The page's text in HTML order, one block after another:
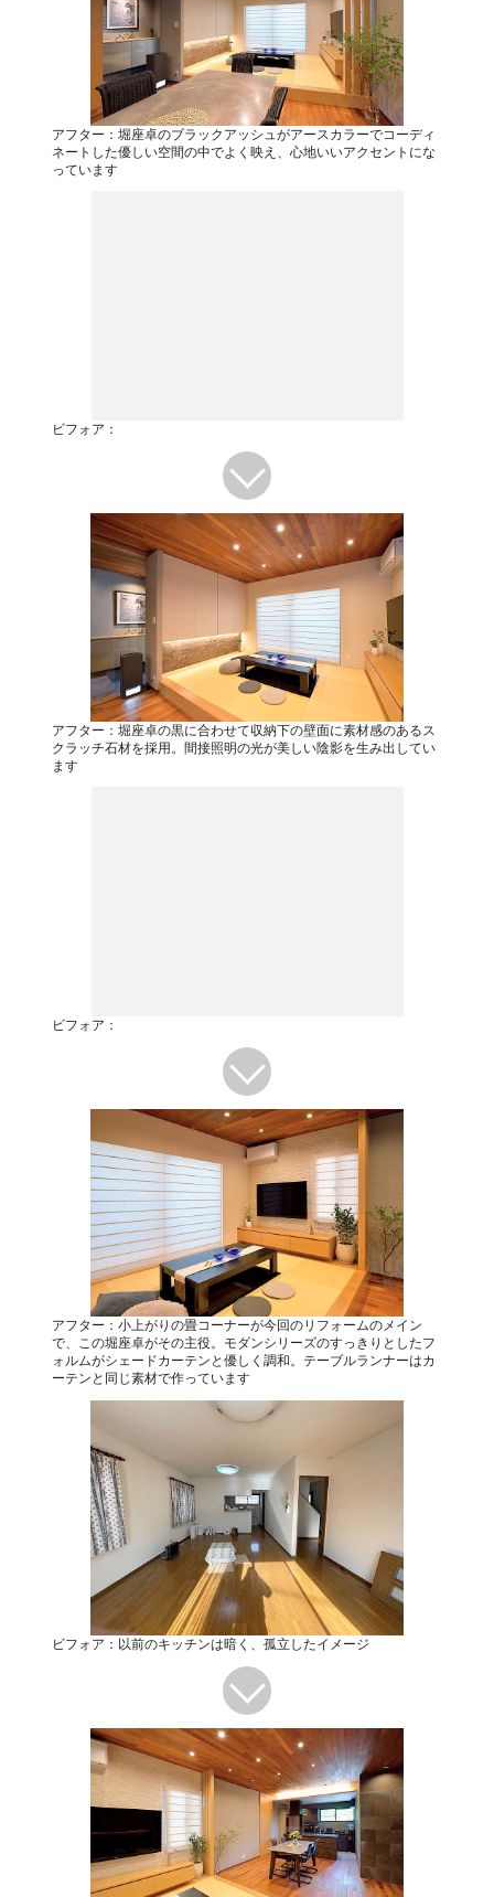
アフター：堀座卓のブラックアッシュがアースカラーでコーディ
ネートした優しい空間の中でよく映え、心地いいアクセントにな
っています
ビフォア：
アフター：堀座卓の黒に合わせて収納下の壁面に素材感のあるス
クラッチ石材を採用。間接照明の光が美しい陰影を生み出してい
ます
ビフォア：
アフター：小上がりの畳コーナーが今回のリフォームのメイン
で、この堀座卓がその主役。モダンシリーズのすっきりとしたフ
ォルムがシェードカーテンと優しく調和。テーブルランナーはカ
ーテンと同じ素材で作っています
ビフォア：以前のキッチンは暗く、孤立したイメージ